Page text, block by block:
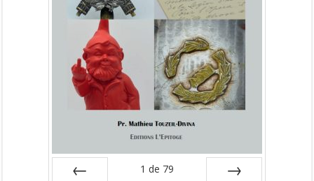
1 de 79